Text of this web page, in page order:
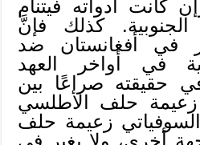
كانت أدواته فيتنام
الجنوبية. كذلك فإنَّ
في أفغانستان ضد
في أواخر العهد
حقيقته صراعًا بين
زعيمة حلف الأطلسي
زعيمة حلف
أخرى، ولا يغير في